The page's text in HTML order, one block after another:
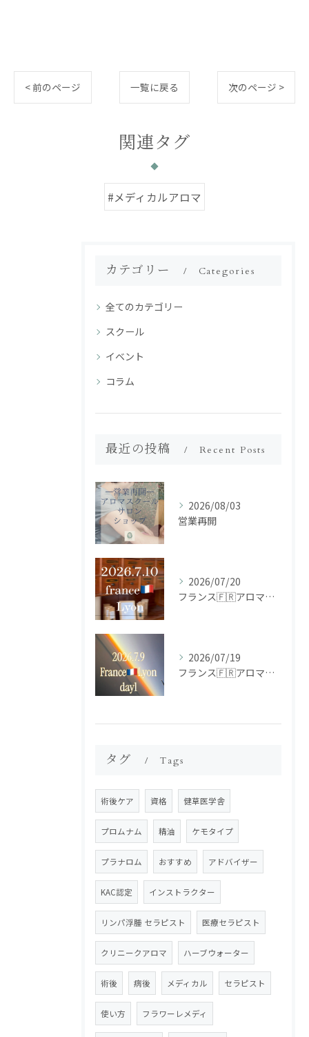
< 前のページ 一覧に戻る 次のページ >
関連タグ
#メディカルアロマ
カテゴリー Categories
全てのカテゴリー
スクール
イベント
コラム
最近の投稿 Recent Posts
2026/08/03
営業再開
2026/07/20
フランス🇫🇷アロマ研修ツアー𝗱𝗮𝘆𝟮
2026/07/19
フランス🇫🇷アロマ研修ツアー𝗱𝗮𝘆𝟭
タグ Tags
術後ケア 資格 健草医学舎
プロムナム 精油 ケモタイプ
プラナロム おすすめ アドバイザー
KAC認定 インストラクター
リンパ浮腫 セラピスト 医療セラピスト
クリニークアロマ ハーブウォーター
術後 病後 メディカル セラピスト
使い方 フラワーレメディ